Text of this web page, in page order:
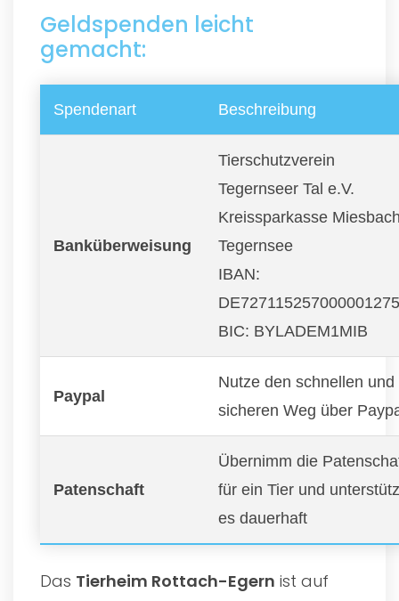
Geldspenden leicht
gemacht:
Spendenart Beschreibung
Banküberweisung
Tierschutzverein
Tegernseer Tal e.V.
Kreissparkasse
Tegernsee
IBAN:
BIC: BYLADEM1MIB
Paypal
Nutze den schnellen und
sicheren Weg über
Patenschaft
Übernimm die
für ein Tier und
es dauerhaft
Das Tierheim Rottach-Egern ist auf